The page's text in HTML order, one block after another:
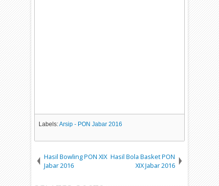
Labels:Arsip - PON Jabar 2016
Hasil Bowling PON XIX
Jabar 2016
Hasil Bola Basket PON
XIX Jabar 2016